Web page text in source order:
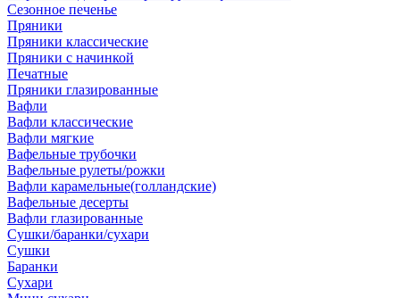
Сезонное печенье
Пряники
Пряники классические
Пряники с начинкой
Печатные
Пряники глазированные
Вафли
Вафли классические
Вафли мягкие
Вафельные трубочки
Вафельные рулеты/рожки
Вафли карамельные(голландские)
Вафельные десерты
Вафли глазированные
Сушки/баранки/сухари
Сушки
Баранки
Сухари